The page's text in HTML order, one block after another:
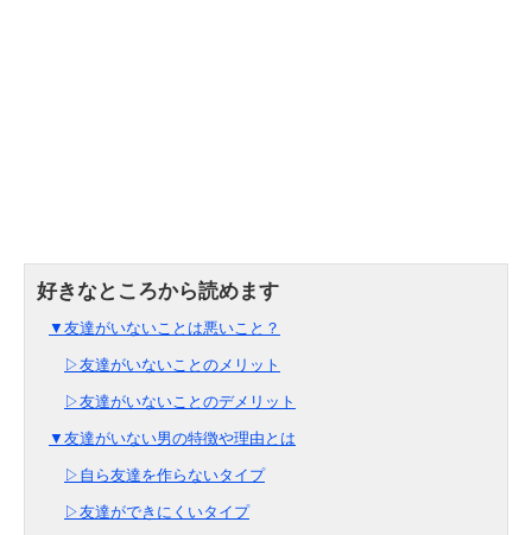
▼友達がいないことは悪いこと？
▷友達がいないことのメリット
▷友達がいないことのデメリット
▼友達がいない男の特徴や理由とは
▷自ら友達を作らないタイプ
▷友達ができにくいタイプ